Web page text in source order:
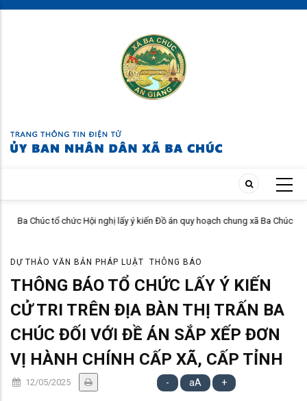
Skip
Ba Chúc tổ chức Hội nghị lấy ý kiến Đồ án quy hoạch chung xã Ba Chúc
DỰ THẢO VĂN BẢN PHÁP LUẬT THÔNG BÁO
THÔNG BÁO TỔ CHỨC LẤY Ý KIẾN
CỬ TRI TRÊN ĐỊA BÀN THỊ TRẤN BA
CHÚC ĐỐI VỚI ĐỀ ÁN SẮP XẾP ĐƠN
VỊ HÀNH CHÍNH CẤP XÃ, CẤP TỈNH
12/05/2025 - aA +